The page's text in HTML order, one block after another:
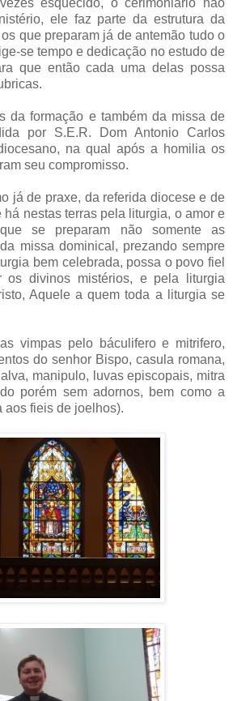
esquecido, o cerimoniario não
ele faz parte da estrutura da
que preparam já de antemão tudo o
se tempo e dedicação no estudo de
que então cada uma delas possa
da formação e também da missa de
por S.E.R. Dom Antonio Carlos
na qual após a homilia os
seu compromisso.
já de praxe, da referida diocese e de
nestas terras pela liturgia, o amor e
se preparam não somente as
missa dominical, prezando sempre
bem celebrada, possa o povo fiel
os divinos mistérios, e pela liturgia
Aquele a quem toda a liturgia se
vimpas pelo báculifero e mitrifero,
do senhor Bispo, casula romana,
manipulo, luvas episcopais, mitra
porém sem adornos, bem como a
aos fieis de joelhos).